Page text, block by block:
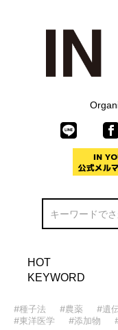
HOT
KEYWORD
#種子法 #農薬 #遺
#東洋医学
#添加物